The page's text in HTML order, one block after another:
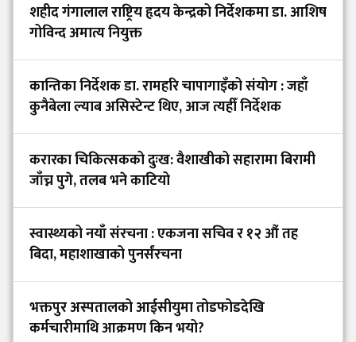
शहीद गंगालाल राष्ट्रिय हृदय केन्द्रको निर्देशकमा डा. आशिष
गोविन्द अमात्य नियुक्त
कान्तिका निर्देशक डा. रामहरि चापागाइँको संयोग : जहाँ
कुनैबेला ल्याब असिस्टेन्ट थिए, आज त्यहीँ निर्देशक
करारका चिकित्सकको दुःख: वैशाखीको सहारामा बिरामी
जाँच्न पुगे, तलब भने काटियो
स्वास्थ्यको नयाँ संरचना : एकजना सचिव र १२ औं तह
बिदा, महाशाखाको पुनर्संरचना
भक्तपुर अस्पतालको आईसीयुमा तोडफोडदेखि
कर्मचारीमाथि आक्रमण किन भयो?